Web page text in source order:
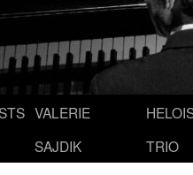
VALERIE
SAJDIK
TRIO